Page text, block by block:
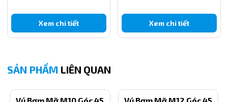
Xem chi tiết Xem chi tiết
SẢN PHẨM LIÊN QUAN